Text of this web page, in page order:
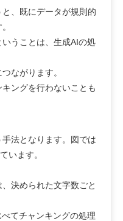
、既にデータが規則的
うことは、生成AIの処
ながります。
ングを行わないことも
法となります。図では
います。
決められた文字数ごと
てチャンキングの処理